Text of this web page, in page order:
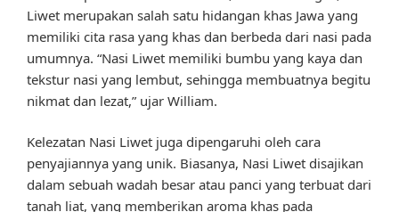
Liwet merupakan salah satu hidangan khas Jawa yang
memiliki cita rasa yang khas dan berbeda dari nasi pada
umumnya. “Nasi Liwet memiliki bumbu yang kaya dan
tekstur nasi yang lembut, sehingga membuatnya begitu
nikmat dan lezat,” ujar William.
Kelezatan Nasi Liwet juga dipengaruhi oleh cara
penyajiannya yang unik. Biasanya, Nasi Liwet disajikan
dalam sebuah wadah besar atau panci yang terbuat dari
tanah liat, yang memberikan aroma khas pada